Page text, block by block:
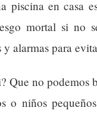
piscina en casa
mortal si no
alarmas para
Que no podemos
o niños